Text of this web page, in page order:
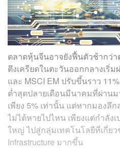
ตลาดหุ้นจีนอาจยังฟื้นตัวช้ากว่
ตึงเครียดในตะวันออกกลางเริ่
และ MSCI EM ปรับขึ้นราว
ต่ำสุดปลายเดือนมีนาคมที่ผ่า
เพียง 5% เท่านั้น แต่หากมองลึ
ไม่ได้หายไปไหน เพียงแต่กำลัง
ใหญ่ ไปสู่กลุ่มเทคโนโลยีที่เกี่ยว
Infrastructure มากขึ้น